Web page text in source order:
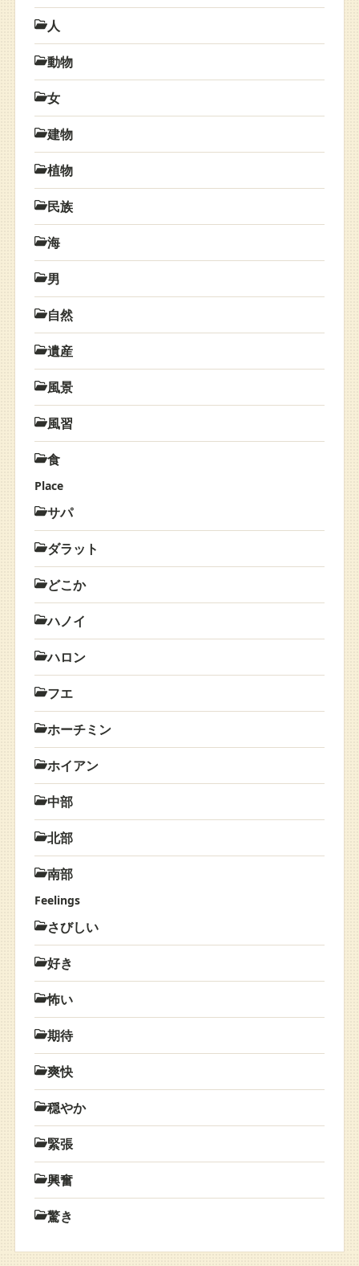
人
動物
女
建物
植物
民族
海
男
自然
遺産
風景
風習
食
Place
サパ
ダラット
どこか
ハノイ
ハロン
フエ
ホーチミン
ホイアン
中部
北部
南部
Feelings
さびしい
好き
怖い
期待
爽快
穏やか
緊張
興奮
驚き